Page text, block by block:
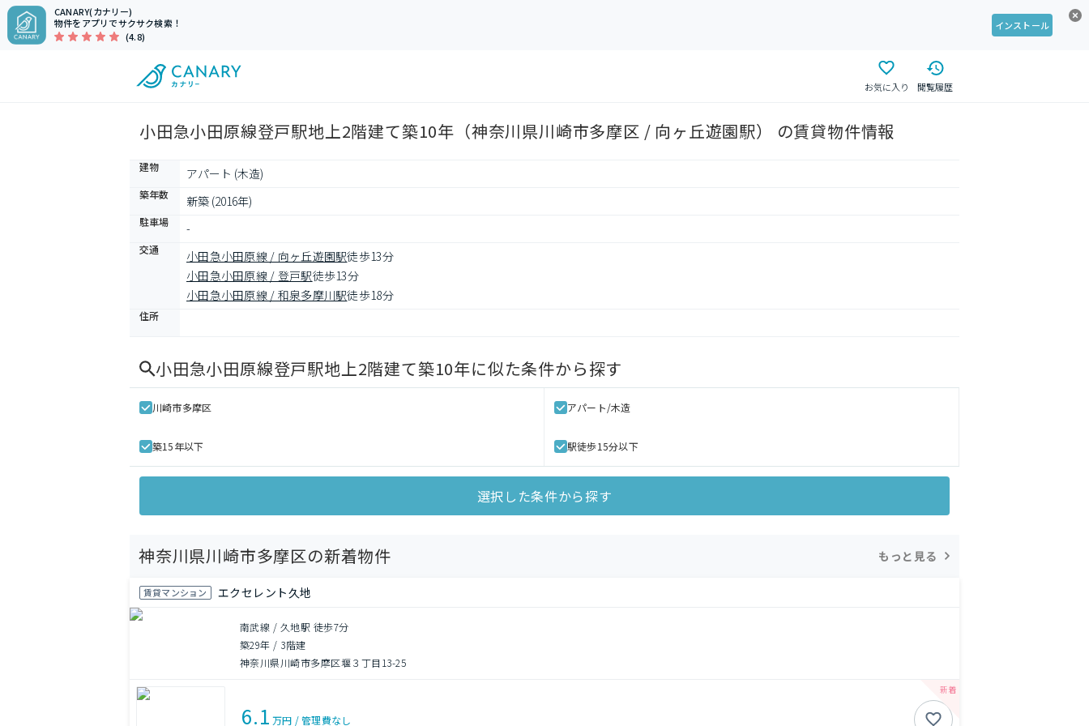
CANARY(カナリー)
物件をアプリでサクサク検索！
(4.8)
インストール
お気に入り 閲覧履歴
小田急小田原線登戸駅地上2階建て築10年（神奈川県川崎市多摩区 / 向ヶ丘遊園駅） の賃貸物件情報
建物 アパート (木造)
築年数 新築 (2016年)
駐車場 -
交通 小田急小田原線 / 向ヶ丘遊園駅徒歩13分
小田急小田原線 / 登戸駅徒歩13分
小田急小田原線 / 和泉多摩川駅徒歩18分
住所
小田急小田原線登戸駅地上2階建て築10年に似た条件から探す
川崎市多摩区 アパート/木造
築15年以下 駅徒歩15分以下
選択した条件から探す
神奈川県川崎市多摩区の新着物件 もっと見る
賃貸マンション エクセレント久地
南武線 / 久地駅 徒歩7分
築29年 / 3階建
神奈川県川崎市多摩区堰３丁目13-25
6.1 万円 /管理費なし